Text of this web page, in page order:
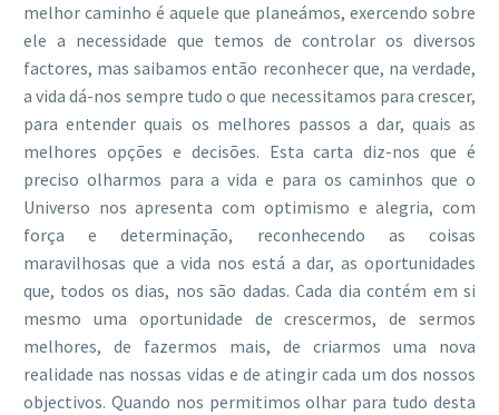
melhor caminho é aquele que planeámos, exercendo sobre
ele a necessidade que temos de controlar os diversos
factores, mas saibamos então reconhecer que, na verdade,
a vida dá-nos sempre tudo o que necessitamos para crescer,
para entender quais os melhores passos a dar, quais as
melhores opções e decisões. Esta carta diz-nos que é
preciso olharmos para a vida e para os caminhos que o
Universo nos apresenta com optimismo e alegria, com
força e determinação, reconhecendo as coisas
maravilhosas que a vida nos está a dar, as oportunidades
que, todos os dias, nos são dadas. Cada dia contém em si
mesmo uma oportunidade de crescermos, de sermos
melhores, de fazermos mais, de criarmos uma nova
realidade nas nossas vidas e de atingir cada um dos nossos
objectivos. Quando nos permitimos olhar para tudo desta